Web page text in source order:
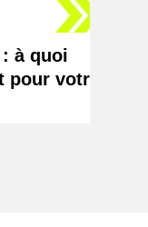
à quoi
votre